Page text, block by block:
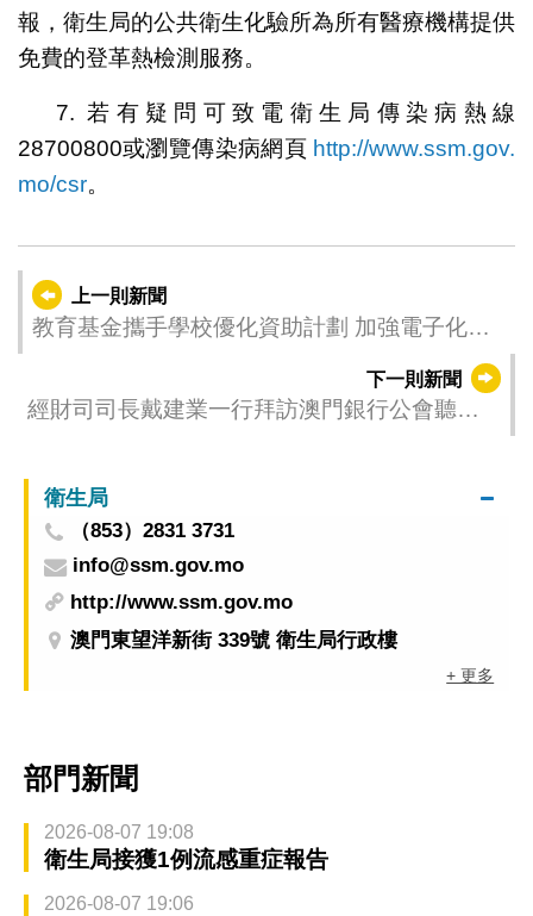
報，衛生局的公共衛生化驗所為所有醫療機構提供
免費的登革熱檢測服務。
7. 若有疑問可致電衛生局傳染病熱線
28700800或瀏覽傳染病網頁 http://www.ssm.gov.
mo/csr。
上一則新聞
教育基金攜手學校優化資助計劃 加強電子化減
下一則新聞
經財司司長戴建業一行拜訪澳門銀行公會聽取
衛生局
（853）2831 3731
info@ssm.gov.mo
http://www.ssm.gov.mo
澳門東望洋新街 339號 衛生局行政樓
+ 更多
部門新聞
2026-08-07 19:08
衛生局接獲1例流感重症報告
2026-08-07 19:06